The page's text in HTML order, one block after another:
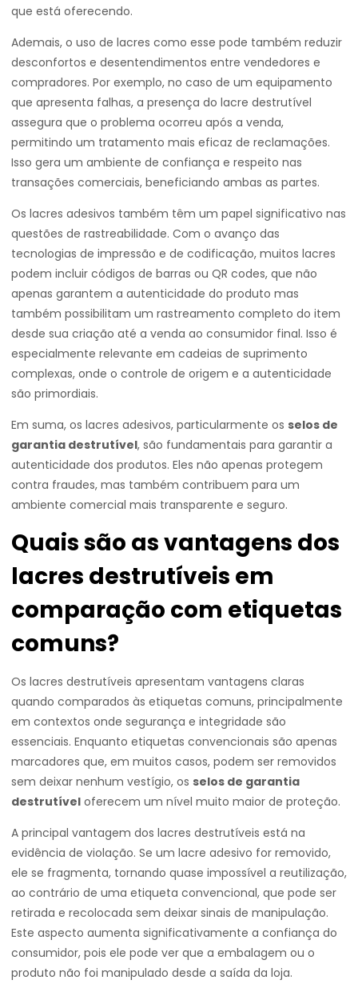
que está oferecendo.
Ademais, o uso de lacres como esse pode também reduzir
desconfortos e desentendimentos entre vendedores e
compradores. Por exemplo, no caso de um equipamento
que apresenta falhas, a presença do lacre destrutível
assegura que o problema ocorreu após a venda,
permitindo um tratamento mais eficaz de reclamações.
Isso gera um ambiente de confiança e respeito nas
transações comerciais, beneficiando ambas as partes.
Os lacres adesivos também têm um papel significativo nas
questões de rastreabilidade. Com o avanço das
tecnologias de impressão e de codificação, muitos lacres
podem incluir códigos de barras ou QR codes, que não
apenas garantem a autenticidade do produto mas
também possibilitam um rastreamento completo do item
desde sua criação até a venda ao consumidor final. Isso é
especialmente relevante em cadeias de suprimento
complexas, onde o controle de origem e a autenticidade
são primordiais.
Em suma, os lacres adesivos, particularmente os selos de
garantia destrutível, são fundamentais para garantir a
autenticidade dos produtos. Eles não apenas protegem
contra fraudes, mas também contribuem para um
ambiente comercial mais transparente e seguro.
Quais são as vantagens dos
lacres destrutíveis em
comparação com etiquetas
comuns?
Os lacres destrutíveis apresentam vantagens claras
quando comparados às etiquetas comuns, principalmente
em contextos onde segurança e integridade são
essenciais. Enquanto etiquetas convencionais são apenas
marcadores que, em muitos casos, podem ser removidos
sem deixar nenhum vestígio, os selos de garantia
destrutível oferecem um nível muito maior de proteção.
A principal vantagem dos lacres destrutíveis está na
evidência de violação. Se um lacre adesivo for removido,
ele se fragmenta, tornando quase impossível a reutilização,
ao contrário de uma etiqueta convencional, que pode ser
retirada e recolocada sem deixar sinais de manipulação.
Este aspecto aumenta significativamente a confiança do
consumidor, pois ele pode ver que a embalagem ou o
produto não foi manipulado desde a saída da loja.